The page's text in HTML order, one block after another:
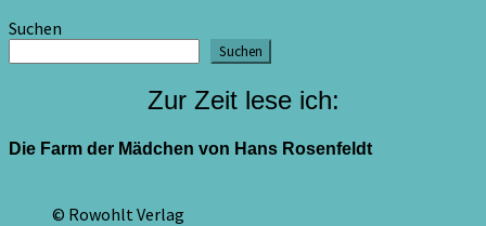
Suchen
Suchen
Zur Zeit lese ich:
Die Farm der Mädchen von Hans Rosenfeldt
© Rowohlt Verlag